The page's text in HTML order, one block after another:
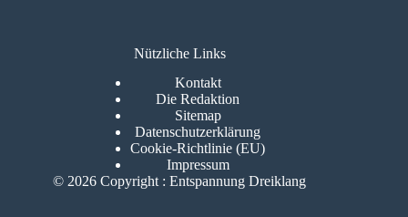
Nützliche Links
Kontakt
Die Redaktion
Sitemap
Datenschutzerklärung
Cookie-Richtlinie (EU)
Impressum
© 2026 Copyright : Entspannung Dreiklang